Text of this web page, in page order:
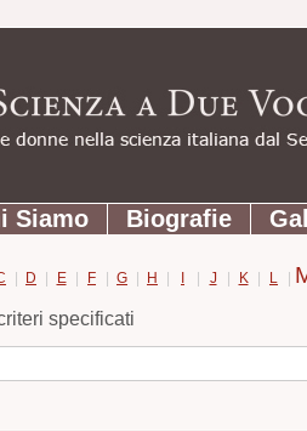
Siamo Biografie
| D | E | F | G | H | I | J | K | L |
specificati